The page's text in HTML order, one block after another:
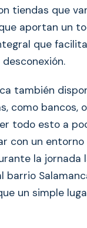
tiendas que
aportan un
que
también
como bancos,
todo esto a
con un entorno
la jornada
un simple